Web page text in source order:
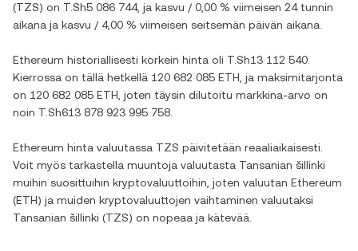
(TZS) on T.Sh5 086 744, ja kasvu / 0,00 % viimeisen 24 tunnin
aikana ja kasvu / 4,00 % viimeisen seitsemän päivän aikana.
Ethereum historiallisesti korkein hinta oli T.Sh13 112 540
Kierrossa on tällä hetkellä 120 682 085 ETH , ja maksimitarjonta
on 120 682 085 ETH , joten täysin dilutoitu markkina-arvo on
noin T.Sh613 878 923 995 758
Ethereum hinta valuutassa TZS päivitetään reaaliaikaisesti.
Voit myös tarkastella muuntoja valuutasta Tansanian šillinki
muihin suosittuihin kryptovaluuttoihin, joten valuutan Ethereum
(ETH) ja muiden kryptovaluuttojen vaihtaminen valuutaksi
Tansanian šillinki (TZS) on nopeaa ja kätevää.